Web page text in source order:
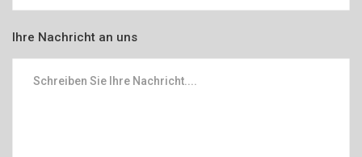
Ihre Nachricht an uns